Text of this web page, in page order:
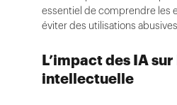
essentiel de comprendre les
éviter des utilisations
L’impact des IA
intellectuelle